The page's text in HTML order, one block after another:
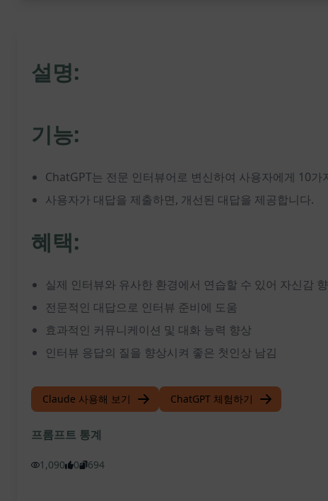
설명:
기능:
ChatGPT는 전문 인터뷰어로 변신하여 사용자에게 10
사용자가 대답을 제출하면, 개선된 대답을 제공합니다.
혜택:
실제 인터뷰와 유사한 환경에서 연습할 수 있어 자신감
전문적인 대답으로 인터뷰 준비에 도움
효과적인 커뮤니케이션 및 대화 능력 향상
인터뷰 응답의 질을 향상시켜 좋은 첫인상 남김
Claude 사용해 보기 ChatGPT 체험하기
프롬프트 통계
1,090 0 694